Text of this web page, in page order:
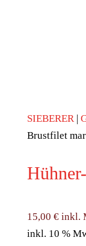
SIEBERER|
Brustfilet
15,00 € inkl.
inkl. 10 %